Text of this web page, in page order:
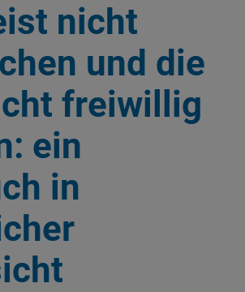
nicht
und die
freiwillig
ein
in